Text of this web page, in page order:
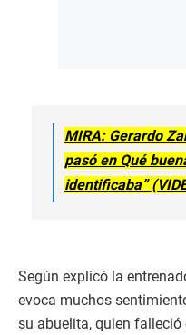
MIRA: Gerardo
pasó en Qué
identificaba”
Según explicó la
evoca muchos
su abuelita, quien